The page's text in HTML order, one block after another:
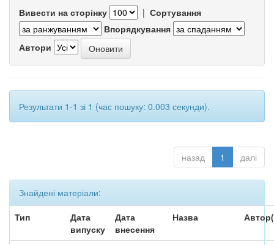
Вивести на сторінку | Сортування
Впорядкування
Автори
Результати 1-1 зі 1 (час пошуку: 0.003 секунди).
назад 1 далі
Знайдені матеріали:
Тип
Дата
випуску
Дата
внесення
Назва